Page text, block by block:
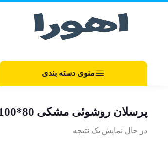
منوی دسته بندی
پرسلان روشوئی مشکی 80*100
در حال نمایش یک نتیجه